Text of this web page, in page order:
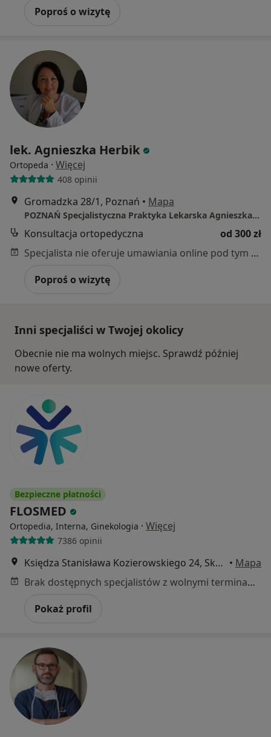
Poproś o wizytę
lek. Agnieszka Herbik
Ortopeda · Więcej
408 opinii
Gromadzka 28/1, Poznań • Mapa
POZNAŃ Specjalistyczna Praktyka Lekarska Agnieszka Herbik
Konsultacja ortopedyczna
od 300 zł
Specjalista nie oferuje umawiania online pod tym adresem.
Poproś o wizytę
Inni specjaliści w Twojej okolicy
Obecnie nie ma wolnych miejsc. Sprawdź później
nowe oferty.
Bezpieczne płatności
FLOSMED
Ortopedia, Interna, Ginekologia · Więcej
7386 opinii
Księdza Stanisława Kozierowskiego 24, Skórzewo • Mapa
Brak dostępnych specjalistów z wolnymi terminami w tym centrum medycznym.
Pokaż profil